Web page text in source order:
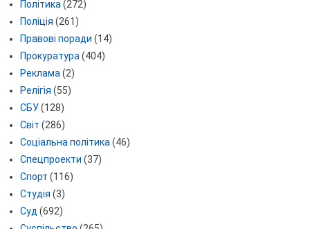
Політика (272)
Поліція (261)
Правові поради (14)
Прокуратура (404)
Реклама (2)
Релігія (55)
СБУ(128)
Світ (286)
Соціальна політика (46)
Спецпроекти (37)
Спорт (116)
Студія (3)
Суд (692)